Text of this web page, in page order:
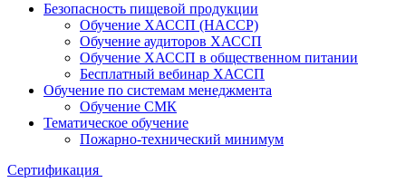
Безопасность пищевой продукции
Обучение ХАССП (HACCP)
Обучение аудиторов ХАССП
Обучение ХАССП в общественном питании
Бесплатный вебинар ХАССП
Обучение по системам менеджмента
Обучение СМК
Тематическое обучение
Пожарно-технический минимум
Сертификация